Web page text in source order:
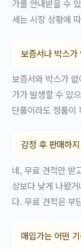
가를 안내받을 수
세는 시장 상황에
보증서나 박스가
보증서와 박스가
가가 발생할 수 있
단품이라도 정품이
감정 후 판매하
네, 무료 견적만 받
상보다 낮게 나왔
다. 무료 견적은 부
매입가는 어떤